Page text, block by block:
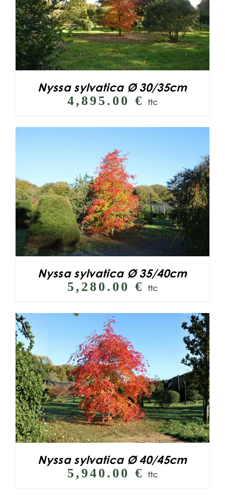
Nyssa sylvatica Ø 30/35cm
4,895.00 € ttc
Nyssa sylvatica Ø 35/40cm
5,280.00 € ttc
Nyssa sylvatica Ø 40/45cm
5,940.00 € ttc